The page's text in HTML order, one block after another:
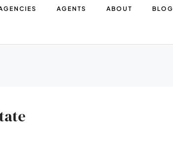
AGENTS ABOUT BLOG